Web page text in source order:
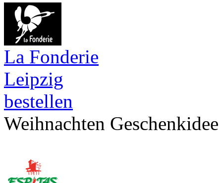
La Fonderie
Leipzig
bestellen
Weihnachten Geschenkidee